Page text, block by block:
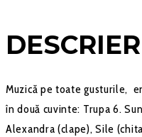
Muzică pe toate gusturile,
în două cuvinte: Trupa 6.
Alexandra (clape), Sile